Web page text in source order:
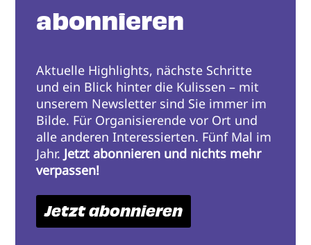
abonnieren
Aktuelle Highlights, nächste Schritte
und ein Blick hinter die Kulissen – mit
unserem Newsletter sind Sie immer im
Bilde. Für Organisierende vor Ort und
alle anderen Interessierten. Fünf Mal im
Jahr. Jetzt abonnieren und nichts mehr
verpassen!
Jetzt abonnieren